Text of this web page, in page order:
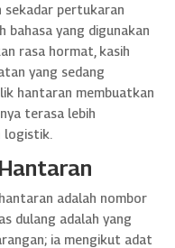
sekadar pertukaran
bahasa yang digunakan
rasa hormat, kasih
yang sedang
hantaran membuatkan
terasa lebih
logistik.
adalah nombor
dulang adalah yang
ia mengikut adat